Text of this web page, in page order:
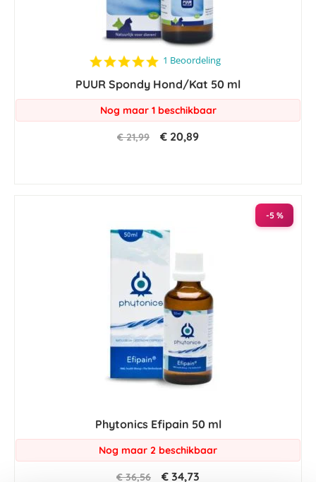
5.0
rating
1 Beoordeling
PUUR Spondy Hond/Kat 50 ml
Nog maar 1 beschikbaar
€ 21,99 € 20,89
-5 %
Phytonics Efipain 50 ml
Nog maar 2 beschikbaar
€ 36,56 € 34,73